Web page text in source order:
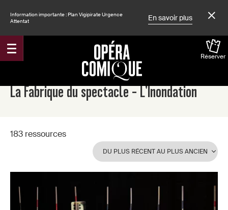
Information importante : Plan Vigipirate Urgence
Attentat
En savoir plus
Réserver
Accueil
La Fabrique du spectacle - L'Inondation
183 ressources